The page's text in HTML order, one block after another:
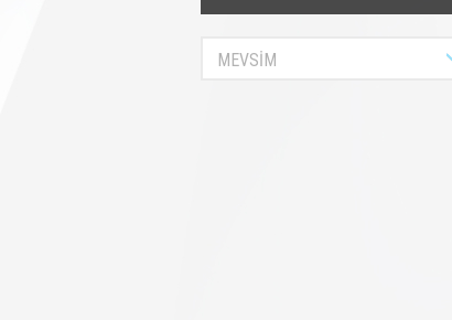
MEVSİM